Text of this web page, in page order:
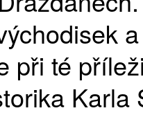
při té
Karla